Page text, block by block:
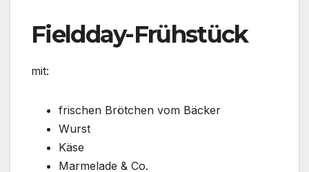
Fieldday-Frühstück
mit:
frischen Brötchen vom Bäcker
Wurst
Käse
Marmelade & Co.